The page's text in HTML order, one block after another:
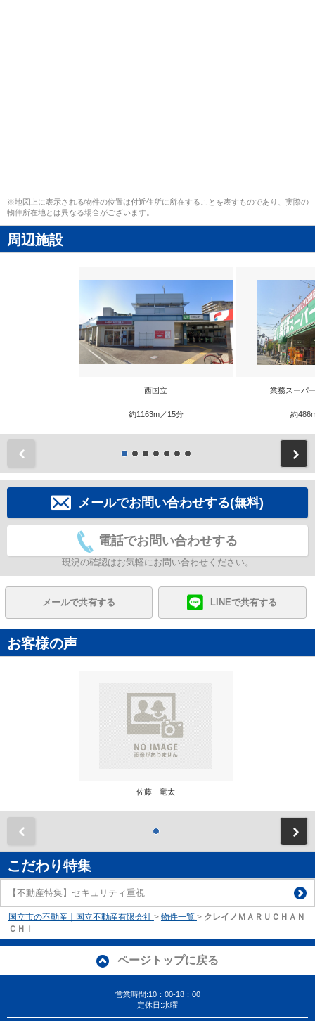
※地図上に表示される物件の位置は付近住所に所在することを表すものであり、実際の
物件所在地とは異なる場合がございます。
周辺施設
西国立
約1163m／15分
業務スーパ
約
メールでお問い合わせする(無料)
電話でお問い合わせする
現況の確認はお気軽にお問い合わせください。
メールで共有する LINEで共有する
お客様の声
佐藤 竜太
こだわり特集
【不動産特集】セキュリティ重視
国立市の不動産｜国立不動産有限会社 > 物件一覧 > クレイノＭＡＲＵＣＨＡＮ
ＣＨＩ
ページトップに戻る
営業時間:10：00-18：00
定休日:水曜